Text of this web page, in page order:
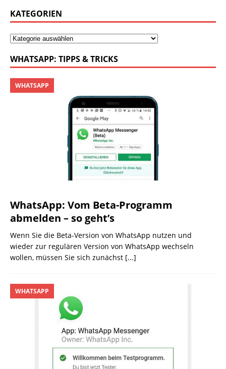
KATEGORIEN
WHATSAPP: TIPPS & TRICKS
WhatsApp: Vom Beta-Programm
abmelden – so geht’s
WHATSAPP
Wenn Sie die Beta-Version von WhatsApp nutzen und
wieder zur regulären Version von WhatsApp wechseln
wollen, müssen Sie sich zunächst [...]
WHATSAPP